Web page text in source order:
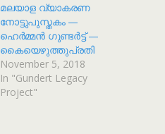
മലയാള വ്യാകരണ
നോട്ടുപുസ്തകം —
ഹെർമ്മൻ ഗുണ്ടർട്ട് —
കൈയെഴുത്തുപ്രതി
November 5, 2018
In "Gundert Legacy
Project"